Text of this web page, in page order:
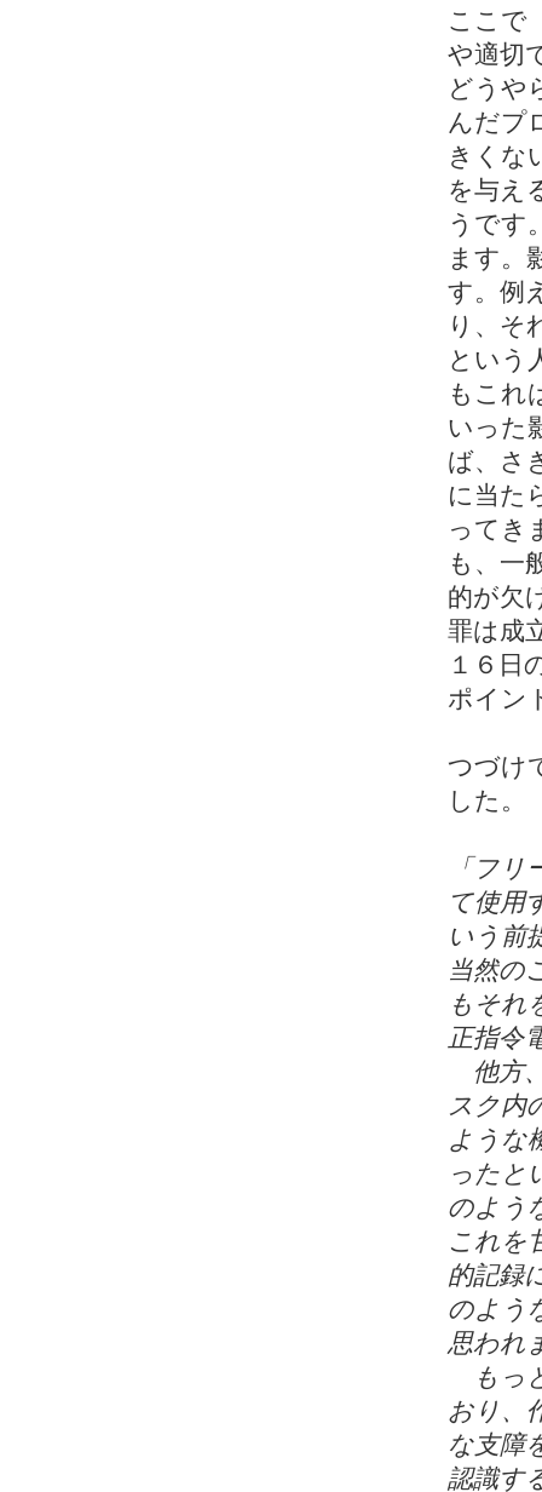
ここで
や適切
どうや
んだプ
きくな
を与え
うです
ます。
す。例
り、そ
という
もこれ
いった
ば、さ
に当た
ってき
も、一
的が欠
罪は成
１６日
ポイン
つづけ
した。
「フ
て使用
いう前
当然の
もそれ
正指令
他方
スク内
ような
ったと
のよう
これを
的記録
のよう
思われ
もっ
おり、
な支障
認識す